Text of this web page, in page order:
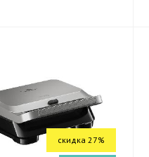
скидка 27%